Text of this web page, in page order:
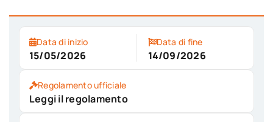
Data di inizio
15/05/2026
Data di fine
14/09/2026
Regolamento ufficiale
Leggi il regolamento